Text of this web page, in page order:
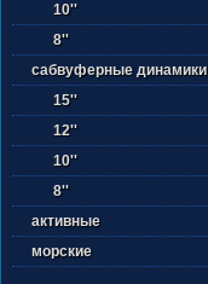
10''
8''
сабвуферные динамики
15''
12''
10''
8''
активные
морские